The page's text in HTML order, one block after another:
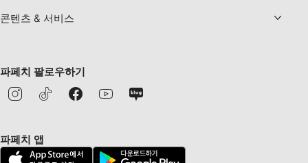
콘텐츠 & 서비스
파페치 팔로우하기
파페치 앱